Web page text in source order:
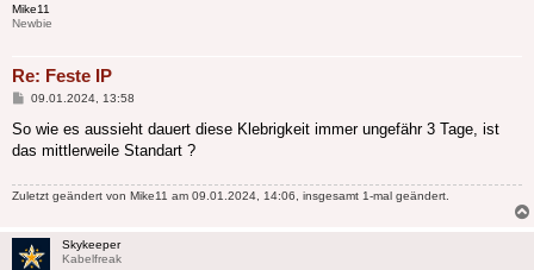
Mike11
Newbie
Re: Feste IP
Beitrag
09.01.2024, 13:58
So wie es aussieht dauert diese Klebrigkeit immer ungefähr 3 Tage, ist
das mittlerweile Standart ?
Zuletzt geändert von Mike11 am 09.01.2024, 14:06, insgesamt 1-mal geändert.
Skykeeper
Kabelfreak